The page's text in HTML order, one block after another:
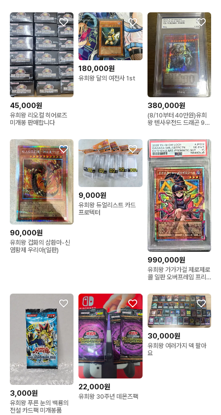
45,000원
유희왕 리오컬 히어로즈
미개봉 판매합니다
180,000원
유희왕 달의 여전사 1st
380,000원
(8/10부터 40만원)유희
왕 텐사우전드 드래곤 9등
90,000원
유희왕 겁화의 삼환마-신
염황제 우리아(일판)
9,000원
유희왕 듀얼리스트 카드
프로텍터
990,000원
유희왕 가가가걸 제로제로
콜 일판 오버프레임 프리
3,000원
유희왕 푸른 눈의 백룡의
전설 카드팩 미개봉품
22,000원
유희왕 30주년 데몬즈팩
30,000원
유희왕 여러가지 덱 팔아
요